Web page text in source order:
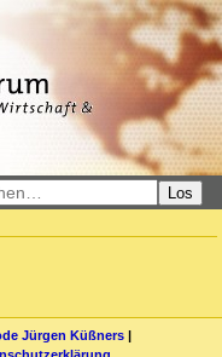
Los
Jürgen Küßners |